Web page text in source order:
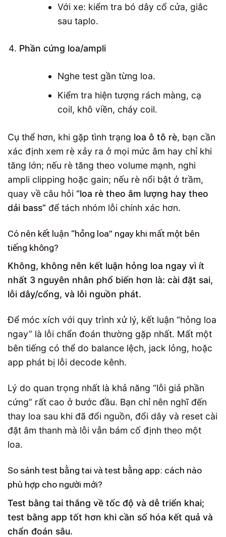
Với xe: kiểm tra bó dây cổ cửa, giắc
sau taplo.
Phần cứng loa/ampli
Nghe test gần từng loa.
Kiểm tra hiện tượng rách màng, cạ
coil, khô viền, cháy coil.
Cụ thể hơn, khi gặp tình trạng loa ô tô rè, bạn cần
xác định xem rè xảy ra ở mọi mức âm hay chỉ khi
tăng lớn; nếu rè tăng theo volume mạnh, nghi
ampli clipping hoặc gain; nếu rè nổi bật ở trầm,
quay về câu hỏi “loa rè theo âm lượng hay theo
dải bass” để tách nhóm lỗi chính xác hơn.
Có nên kết luận “hỏng loa” ngay khi mất một bên
tiếng không?
Không, không nên kết luận hỏng loa ngay vì ít
nhất 3 nguyên nhân phổ biến hơn là: cài đặt sai,
lỗi dây/cổng, và lỗi nguồn phát.
Để móc xích với quy trình xử lý, kết luận “hỏng loa
ngay” là lỗi chẩn đoán thường gặp nhất. Mất một
bên tiếng có thể do balance lệch, jack lỏng, hoặc
app phát bị lỗi decode kênh.
Lý do quan trọng nhất là khả năng “lỗi giả phần
cứng” rất cao ở bước đầu. Bạn chỉ nên nghĩ đến
thay loa sau khi đã đổi nguồn, đổi dây và reset cài
đặt âm thanh mà lỗi vẫn bám cố định theo một
loa.
So sánh test bằng tai và test bằng app: cách nào
phù hợp cho người mới?
Test bằng tai thắng về tốc độ và dễ triển khai;
test bằng app tốt hơn khi cần số hóa kết quả và
chẩn đoán sâu.